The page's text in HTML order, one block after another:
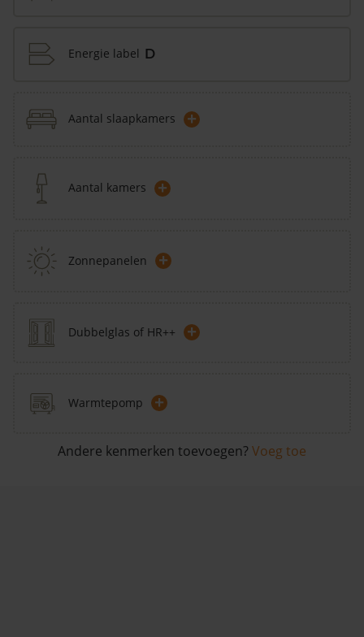
Energie label D
Aantal slaapkamers +
Aantal kamers +
Zonnepanelen +
Dubbelglas of HR++ +
Warmtepomp +
Andere kenmerken toevoegen? Voeg toe